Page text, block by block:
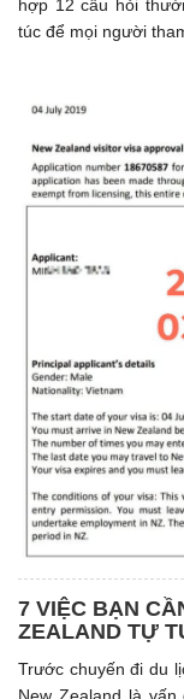
hợp 12 câu hỏi
túc để mọi người
7 VIỆC BẠN
ZEALAND TỰ
Trước chuyến đi du